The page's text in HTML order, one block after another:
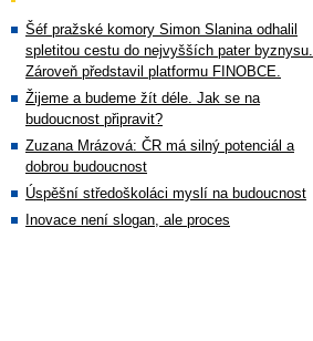
Šéf pražské komory Simon Slanina odhalil
spletitou cestu do nejvyšších pater byznysu.
Zároveň představil platformu FINOBCE.
Žijeme a budeme žít déle. Jak se na
budoucnost připravit?
Zuzana Mrázová: ČR má silný potenciál a
dobrou budoucnost
Úspěšní středoškoláci myslí na budoucnost
Inovace není slogan, ale proces